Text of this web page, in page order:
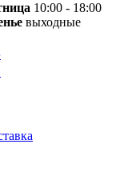
10:00 - 18:00
выходные